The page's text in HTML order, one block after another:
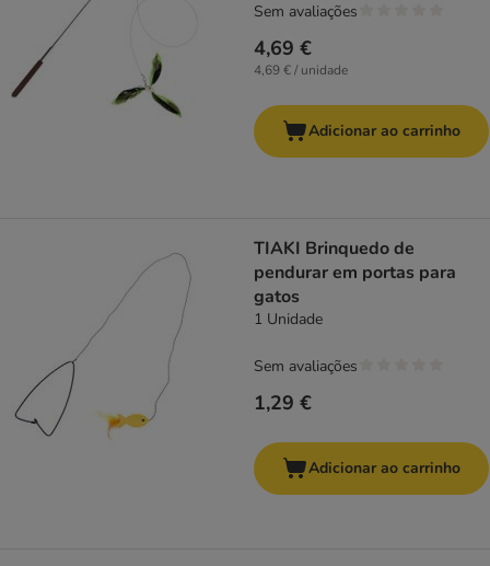
4,69 €
4,69 € / unidade
Sem avaliações
Adicionar ao carrinho
TIAKI Brinquedo de
pendurar em portas para
gatos
1 Unidade
1,29 €
Sem avaliações
Adicionar ao carrinho